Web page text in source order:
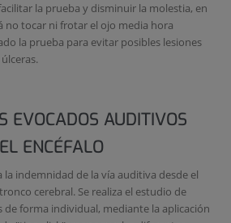
la prueba y disminuir la molestia, en
no tocar ni frotar el ojo media hora
la prueba para evitar posibles lesiones
EVOCADOS AUDITIVOS
ENCÉFALO
la indemnidad de la vía auditiva desde el
cerebral. Se realiza el estudio de
forma individual, mediante la aplicación